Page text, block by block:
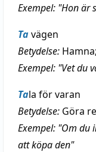
Exempel: "Hon är
Tavägen
Betydelse:
Exempel: "Vet du
Tala för varan
Betydelse: Göra
Exempel: "Om du
att köpa den"